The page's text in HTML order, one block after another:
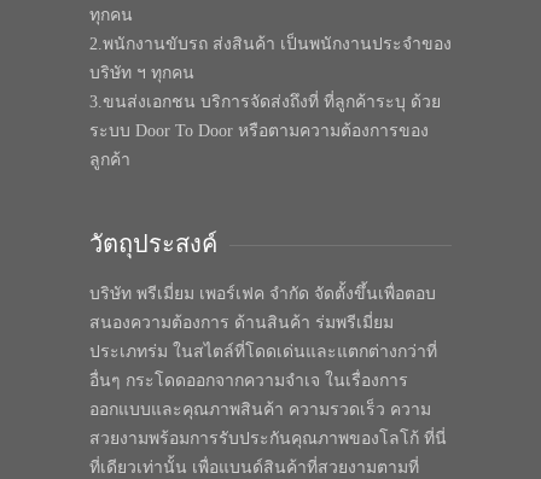
ทุกคน
2.พนักงานขับรถ ส่งสินค้า เป็นพนักงานประจำของ
บริษัท ฯ ทุกคน
3.ขนส่งเอกชน บริการจัดส่งถึงที่ ที่ลูกค้าระบุ ด้วย
ระบบ Door To Door หรือตามความต้องการของ
ลูกค้า
วัตถุประสงค์
บริษัท พรีเมี่ยม เพอร์เฟค จำกัด จัดตั้งขึ้นเพื่อตอบ
สนองความต้องการ ด้านสินค้า ร่มพรีเมี่ยม
ประเภทร่ม ในสไตล์ที่โดดเด่นและแตกต่างกว่าที่
อื่นๆ กระโดดออกจากความจำเจ ในเรื่องการ
ออกแบบและคุณภาพสินค้า ความรวดเร็ว ความ
สวยงามพร้อมการรับประกันคุณภาพของโลโก้ ที่นี่
ที่เดียวเท่านั้น เพื่อแบนด์สินค้าที่สวยงามตามที่